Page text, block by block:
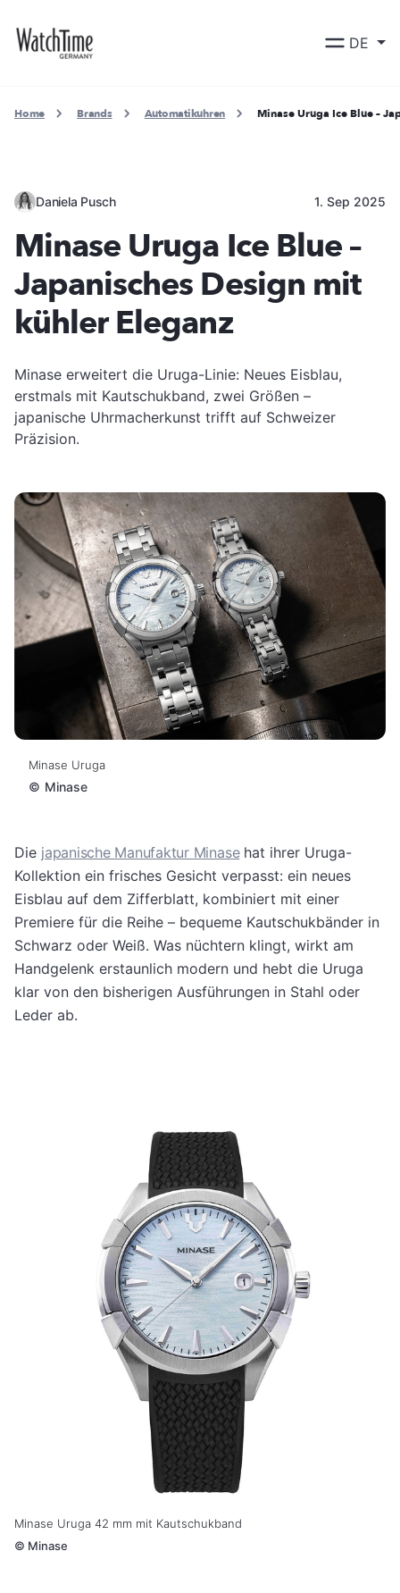
DE
Home Brands Automatikuhren Minase Uruga Ice Blue –
Daniela Pusch 1. Sep 2025
Minase Uruga Ice Blue –
Japanisches Design mit
kühler Eleganz
Minase erweitert die Uruga-Linie: Neues Eisblau,
erstmals mit Kautschukband, zwei Größen –
japanische Uhrmacherkunst trifft auf Schweizer
Präzision.
Minase Uruga
© Minase
Die japanische Manufaktur Minasehat ihrer Uruga-
Kollektion ein frisches Gesicht verpasst: ein neues
Eisblau auf dem Zifferblatt, kombiniert mit einer
Premiere für die Reihe – bequeme Kautschukbänder in
Schwarz oder Weiß. Was nüchtern klingt, wirkt am
Handgelenk erstaunlich modern und hebt die Uruga
klar von den bisherigen Ausführungen in Stahl oder
Leder ab.
Minase Uruga 42 mm mit Kautschukband
© Minase